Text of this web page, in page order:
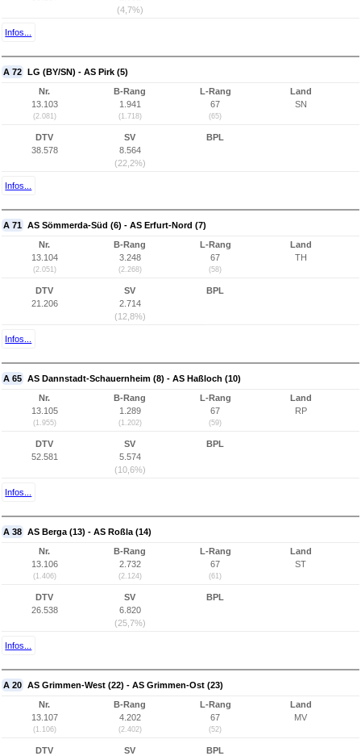
(4,7%)
Infos...
A 72 LG (BY/SN) - AS Pirk (5)
Nr.
13.103
(2.081)
B-Rang
1.941
(1.718)
L-Rang
67
(65)
Land
SN
DTV
38.578
SV
8.564
(22,2%)
BPL
Infos...
A 71 AS Sömmerda-Süd (6) - AS Erfurt-Nord (7)
Nr.
13.104
(2.051)
B-Rang
3.248
(2.268)
L-Rang
67
(58)
Land
TH
DTV
21.206
SV
2.714
(12,8%)
BPL
Infos...
A 65 AS Dannstadt-Schauernheim (8) - AS Haßloch (10)
Nr.
13.105
(1.955)
B-Rang
1.289
(1.202)
L-Rang
67
(59)
Land
RP
DTV
52.581
SV
5.574
(10,6%)
BPL
Infos...
A 38 AS Berga (13) - AS Roßla (14)
Nr.
13.106
(1.406)
B-Rang
2.732
(2.124)
L-Rang
67
(61)
Land
ST
DTV
26.538
SV
6.820
(25,7%)
BPL
Infos...
A 20 AS Grimmen-West (22) - AS Grimmen-Ost (23)
Nr.
13.107
(1.106)
B-Rang
4.202
(2.402)
L-Rang
67
(52)
Land
MV
DTV
SV
BPL